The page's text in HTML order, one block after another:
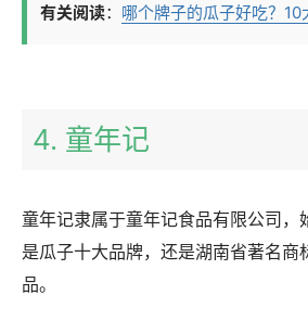
有关阅读： 哪个牌子的瓜子好吃？
4. 童年记
童年记隶属于童年记食品有限公司，
是瓜子十大品牌，还是湖南省著名商
品。